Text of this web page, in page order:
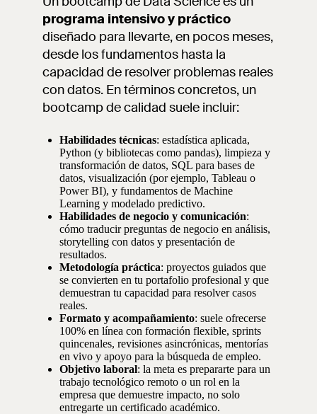
programa intensivo y práctico
diseñado para llevarte, en pocos meses,
desde los fundamentos hasta la
capacidad de resolver problemas reales
con datos. En términos concretos, un
bootcamp de calidad suele incluir:
Habilidades técnicas: estadística aplicada,
Python (y bibliotecas como pandas), limpieza y
transformación de datos, SQL para bases de
datos, visualización (por ejemplo, Tableau o
Power BI), y fundamentos de Machine
Learning y modelado predictivo.
Habilidades de negocio y comunicación:
cómo traducir preguntas de negocio en análisis,
storytelling con datos y presentación de
resultados.
Metodología práctica: proyectos guiados que
se convierten en tu portafolio profesional y que
demuestran tu capacidad para resolver casos
reales.
Formato y acompañamiento: suele ofrecerse
100% en línea con formación flexible, sprints
quincenales, revisiones asincrónicas, mentorías
en vivo y apoyo para la búsqueda de empleo.
Objetivo laboral: la meta es prepararte para un
trabajo tecnológico remoto o un rol en la
empresa que demuestre impacto, no solo
entregarte un certificado académico.